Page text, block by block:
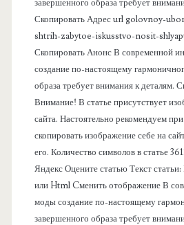
завершенного образа требует
Скопировать Адрес url golovnoy-
shtrih-zabytoe-iskusstvo-nosit-
Скопировать Анонс В современной
создание по-настоящему
образа требует внимания к деталям.
Внимание! В статье присутствует
сайта. Настоятельно рекомендуем
скопировать изображение себе на
его. Количество символов в статье
Яндекс Оцените статью Текст
или Html Cменить отображение В
моды создание по-настоящему
завершенного образа требует